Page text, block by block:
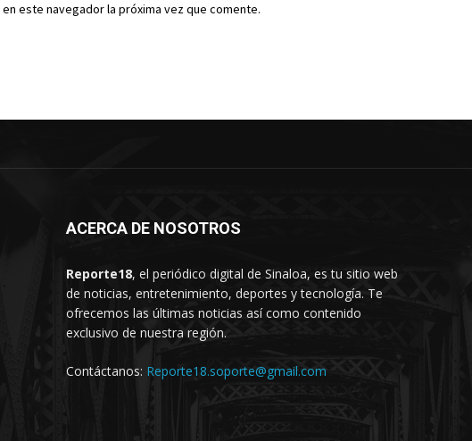
este navegador la próxima vez que comente.
ACERCA DE NOSOTROS
Reporte18, el periódico digital de Sinaloa, es tu sitio web
de noticias, entretenimiento, deportes y tecnología. Te
ofrecemos las últimas noticias así como contenido
exclusivo de nuestra región.
Contáctanos: Reporte18.soporte@gmail.com